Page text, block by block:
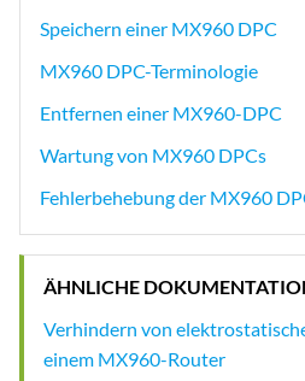
Speichern einer MX960 DPC
MX960 DPC-Terminologie
Entfernen einer MX960-DPC
Wartung von MX960 DPCs
Fehlerbehebung der MX960
ÄHNLICHE
Verhindern von
einem MX960-Router